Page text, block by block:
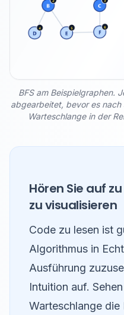
BFS am Beispielgraphen.
abgearbeitet, bevor es
Warteschlange in der
Hören Sie auf
zu visualisieren
Code zu lesen ist
Algorithmus in
Ausführung
Intuition auf.
Warteschlange die